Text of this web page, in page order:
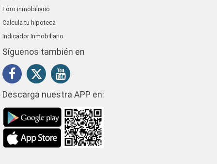
Foro inmobiliario
Calcula tu hipoteca
Indicador Inmobiliario
Síguenos también en
Descarga nuestra APP en: